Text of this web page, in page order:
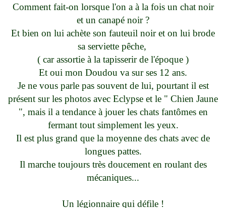
Comment fait-on lorsque l'on a à la fois un chat noir
et un canapé noir ?
Et bien on lui achète son fauteuil noir et on lui brode
sa serviette pêche,
( car assortie à la tapisserir de l'époque )
Et oui mon Doudou va sur ses 12 ans.
Je ne vous parle pas souvent de lui, pourtant il est
présent sur les photos avec Eclypse et le " Chien Jaune
", mais il a tendance à jouer les chats fantômes en
fermant tout simplement les yeux.
Il est plus grand que la moyenne des chats avec de
longues pattes.
Il marche toujours très doucement en roulant des
mécaniques...
Un légionnaire qui défile !